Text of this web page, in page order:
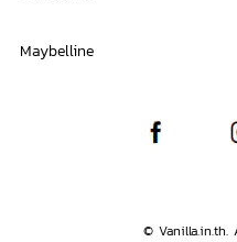
Maybelline
© Vanilla.in.th.